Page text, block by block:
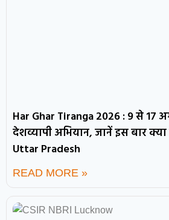
Har Ghar Tiranga 2026 : 9 से 17
देशव्यापी अभियान, जानें इस बार
Uttar Pradesh
READ MORE »